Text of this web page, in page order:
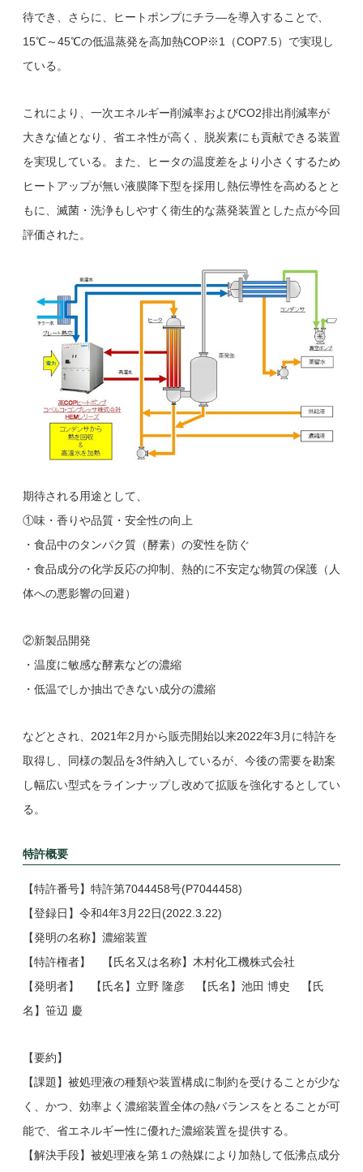
待でき、さらに、ヒートポンプにチラ―を導入することで、
15℃～45℃の低温蒸発を高加熱COP※1（COP7.5）で実現し
ている。
これにより、一次エネルギー削減率およびCO2排出削減率が
大きな値となり、省エネ性が高く、脱炭素にも貢献できる装置
を実現している。また、ヒータの温度差をより小さくするため
ヒートアップが無い液膜降下型を採用し熱伝導性を高めるとと
もに、滅菌・洗浄もしやすく衛生的な蒸発装置とした点が今回
評価された。
期待される用途として、
①味・香りや品質・安全性の向上
・食品中のタンパク質（酵素）の変性を防ぐ
・食品成分の化学反応の抑制、熱的に不安定な物質の保護（人
体への悪影響の回避）
②新製品開発
・温度に敏感な酵素などの濃縮
・低温でしか抽出できない成分の濃縮
などとされ、2021年2月から販売開始以来2022年3月に特許を
取得し、同様の製品を3件納入しているが、今後の需要を勘案
し幅広い型式をラインナップし改めて拡販を強化するとしてい
る。
特許概要
【特許番号】特許第7044458号(P7044458)
【登録日】令和4年3月22日(2022.3.22)
【発明の名称】濃縮装置
【特許権者】 【氏名又は名称】木村化工機株式会社
【発明者】 【氏名】立野 隆彦 【氏名】池田 博史 【氏
名】笹辺 慶
【要約】
【課題】被処理液の種類や装置構成に制約を受けることが少な
く、かつ、効率よく濃縮装置全体の熱バランスをとることが可
能で、省エネルギー性に優れた濃縮装置を提供する。
【解決手段】被処理液を第１の熱媒により加熱して低沸点成分